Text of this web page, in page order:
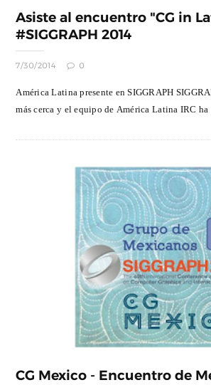
Asiste al encuentro "CG in
#SIGGRAPH 2014
7/30/2014 0
América Latina presente en SIGGRAPH
más cerca y el equipo de América Latina IRC ha
CG Mexico - Encuentro de